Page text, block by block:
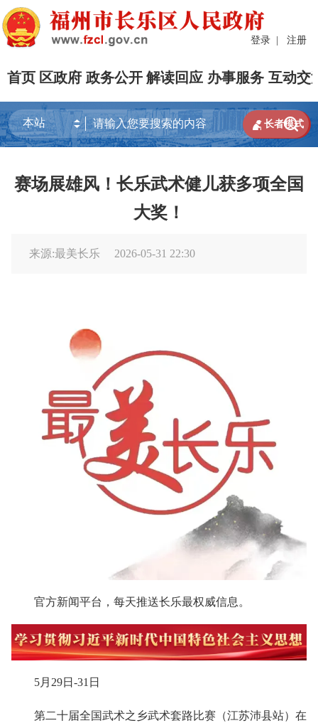
登录 | 注册
首页 区政府 政务公开 解读回应 办事服务 互动交

 长者模式
赛场展雄风！长乐武术健儿获多项全国
大奖！
来源:最美长乐 2026-05-31 22:30
官方新闻平台，每天推送长乐最权威信息。
5月29日-31日
第二十届全国武术之乡武术套路比赛（江苏沛县站）在